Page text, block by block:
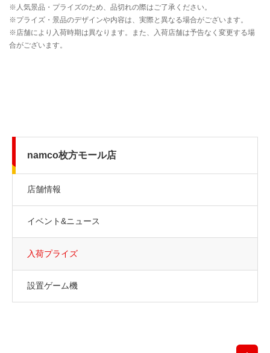
namco枚方モール店
店舗情報
イベント&ニュース
入荷プライズ
設置ゲーム機